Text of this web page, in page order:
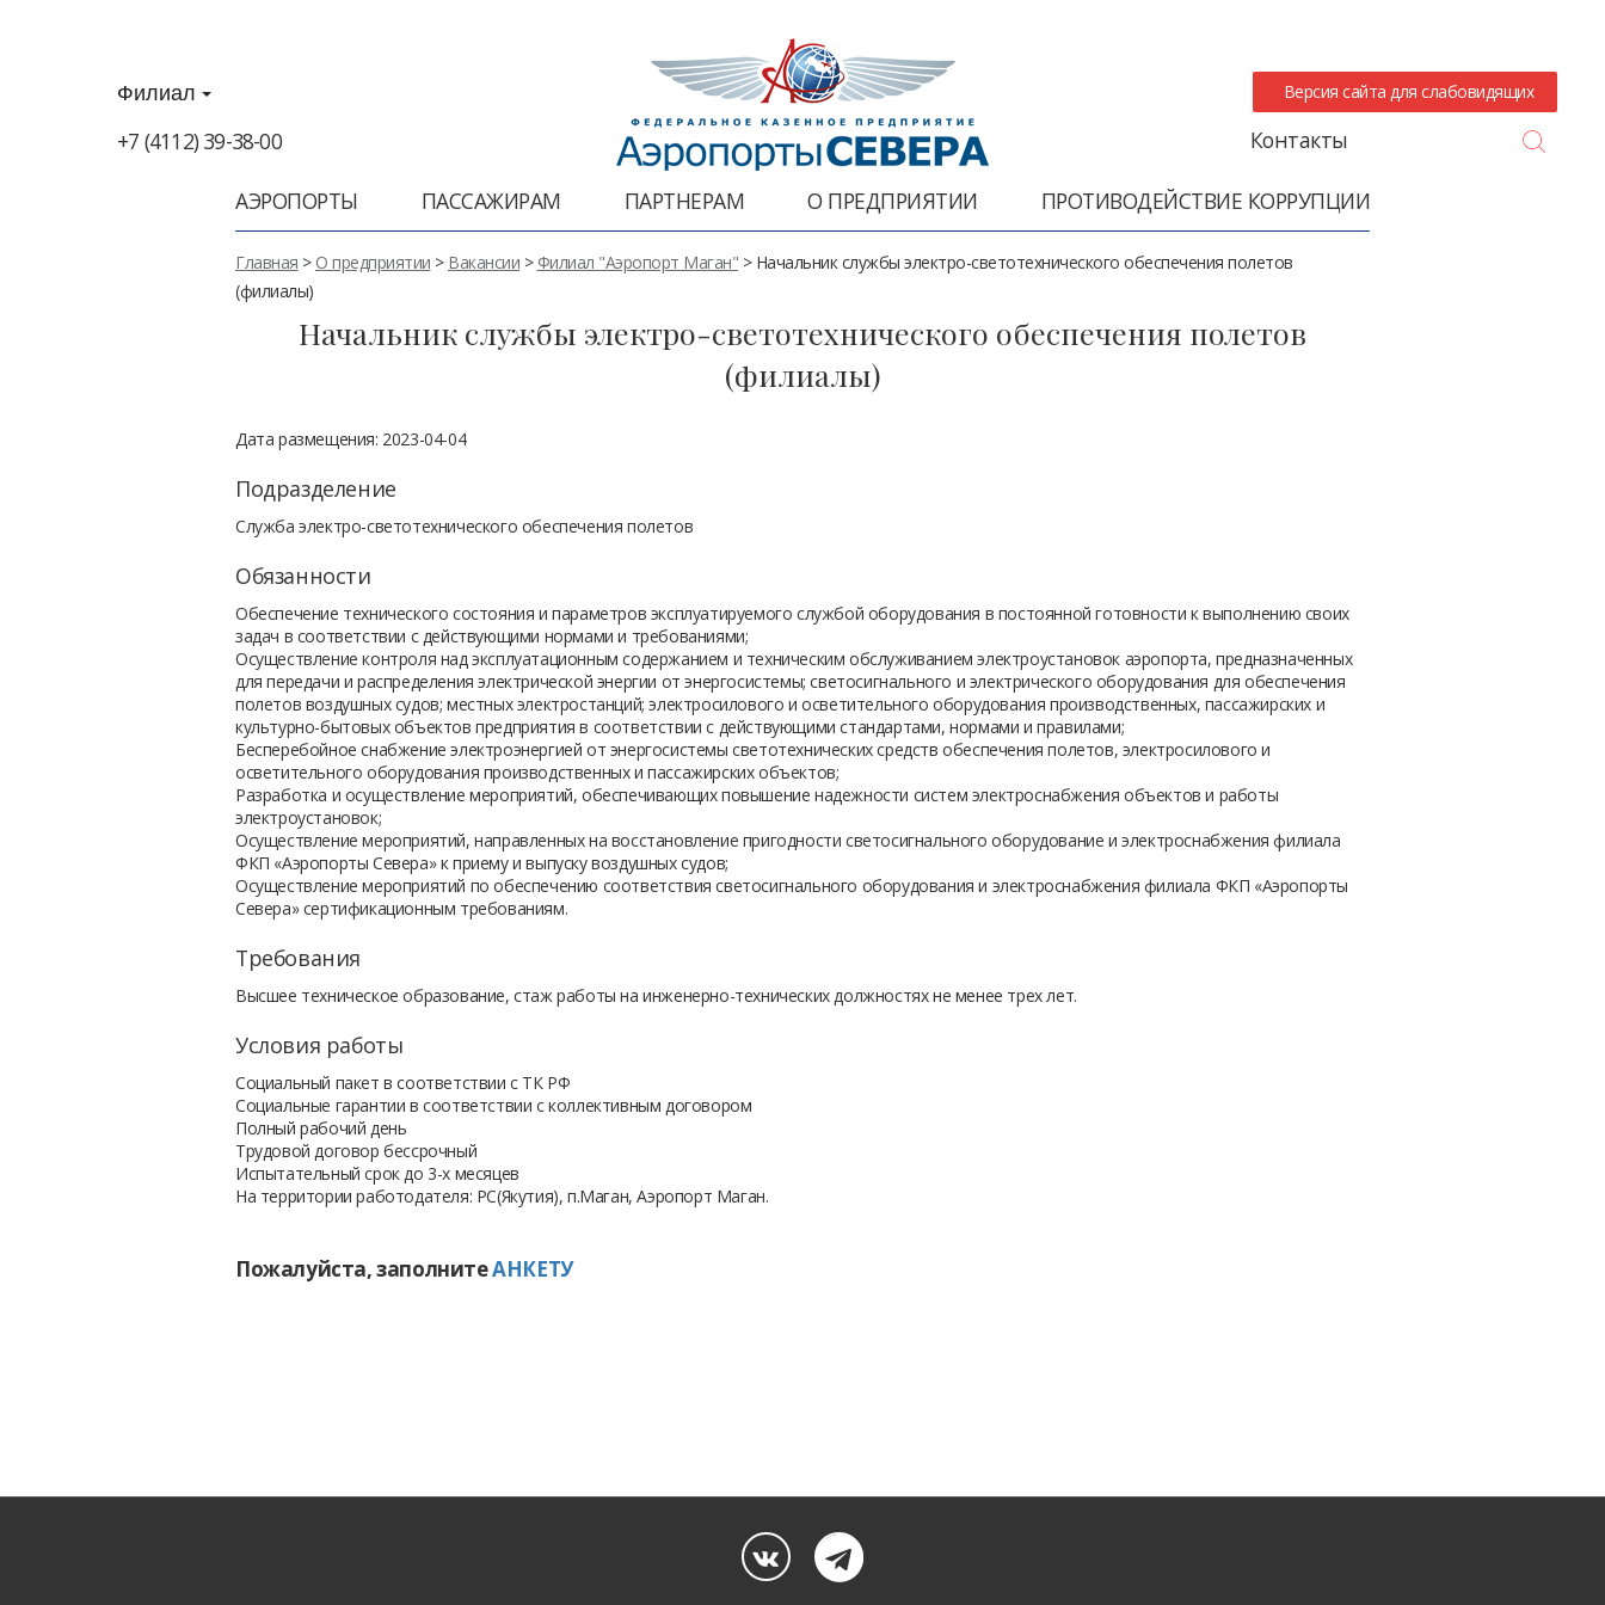
Филиал
+7 (4112) 39-38-00
Версия сайта для слабовидящих
Контакты
АЭРОПОРТЫ ПАССАЖИРАМ ПАРТНЕРАМ О ПРЕДПРИЯТИИ ПРОТИВОДЕЙСТВИЕ КОРРУПЦИИ
Главная > О предприятии > Вакансии > Филиал "Аэропорт Маган" > Начальник службы электро-светотехнического обеспечения полетов
(филиалы)
Начальник службы электро-светотехнического обеспечения полетов
(филиалы)
Дата размещения: 2023-04-04
Подразделение
Служба электро-светотехнического обеспечения полетов
Обязанности
Обеспечение технического состояния и параметров эксплуатируемого службой оборудования в постоянной готовности к выполнению своих
задач в соответствии с действующими нормами и требованиями;
Осуществление контроля над эксплуатационным содержанием и техническим обслуживанием электроустановок аэропорта, предназначенных
для передачи и распределения электрической энергии от энергосистемы; светосигнального и электрического оборудования для обеспечения
полетов воздушных судов; местных электростанций; электросилового и осветительного оборудования производственных, пассажирских и
культурно-бытовых объектов предприятия в соответствии с действующими стандартами, нормами и правилами;
Бесперебойное снабжение электроэнергией от энергосистемы светотехнических средств обеспечения полетов, электросилового и
осветительного оборудования производственных и пассажирских объектов;
Разработка и осуществление мероприятий, обеспечивающих повышение надежности систем электроснабжения объектов и работы
электроустановок;
Осуществление мероприятий, направленных на восстановление пригодности светосигнального оборудование и электроснабжения филиала
ФКП «Аэропорты Севера» к приему и выпуску воздушных судов;
Осуществление мероприятий по обеспечению соответствия светосигнального оборудования и электроснабжения филиала ФКП «Аэропорты
Севера» сертификационным требованиям.
Требования
Высшее техническое образование, стаж работы на инженерно-технических должностях не менее трех лет.
Условия работы
Социальный пакет в соответствии с ТК РФ
Социальные гарантии в соответствии с коллективным договором
Полный рабочий день
Трудовой договор бессрочный
Испытательный срок до 3-х месяцев
На территории работодателя: РС(Якутия), п.Маган, Аэропорт Маган.
Пожалуйста, заполнитеАНКЕТУ